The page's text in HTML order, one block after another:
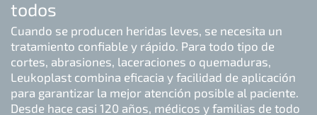
todos
Cuando se producen heridas leves, se necesita un
tratamiento confiable y rápido. Para todo tipo de
cortes, abrasiones, laceraciones o quemaduras,
Leukoplast combina eficacia y facilidad de aplicación
para garantizar la mejor atención posible al paciente.
Desde hace casi 120 años, médicos y familias de todo